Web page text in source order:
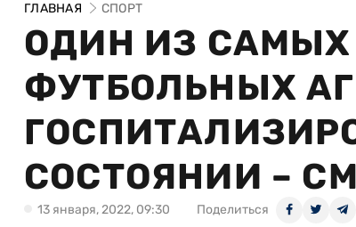
ГЛАВНАЯ СПОРТ
ОДИН ИЗ
ФУТБОЛЬНЫХ
СОСТОЯНИИ –
13 января, 2022, 09:30 Поделиться